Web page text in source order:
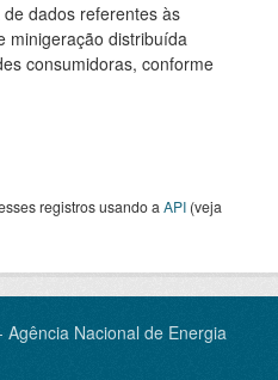
dados referentes às
minigeração distribuída
consumidoras, conforme
registros usando a API (veja
Nacional de Energia